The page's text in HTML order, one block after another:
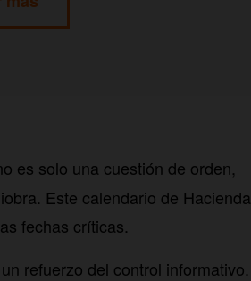
es solo una cuestión de orden,
Este calendario de Hacienda
fechas críticas.
refuerzo del control informativo.